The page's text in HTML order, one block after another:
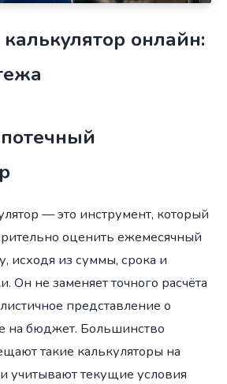
онлайн:
— это инструмент, который
оценить ежемесячный
исходя из суммы, срока и
Он не заменяет точного расчёта
представление о
на бюджет. Большинство
такие калькуляторы на
учитывают текущие условия